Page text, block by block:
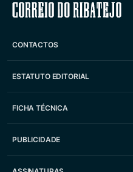
Correio
CONTACTOS
ESTATUTO EDITORIAL
FICHA TÉCNICA
PUBLICIDADE